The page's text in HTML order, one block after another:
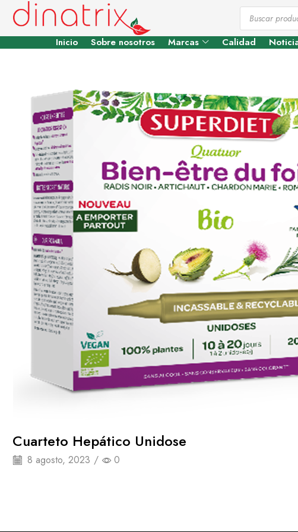
Inicio Sobre nosotros Marcas Calidad
Cuarteto Hepático Unidose
8 agosto, 2023 / 0